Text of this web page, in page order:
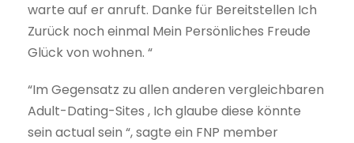
warte auf er anruft. Danke für Bereitstellen Ich
Zurück noch einmal Mein Persönliches Freude
Glück von wohnen. “
“Im Gegensatz zu allen anderen vergleichbaren
Adult-Dating-Sites , Ich glaube diese könnte
sein actual sein “, sagte ein FNP member